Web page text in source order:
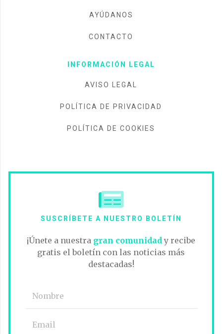
AYÚDANOS
CONTACTO
INFORMACIÓN LEGAL
AVISO LEGAL
POLÍTICA DE PRIVACIDAD
POLÍTICA DE COOKIES
SUSCRÍBETE A NUESTRO BOLETÍN
¡Únete a nuestra gran comunidad y recibe
gratis el boletín con las noticias más
destacadas!